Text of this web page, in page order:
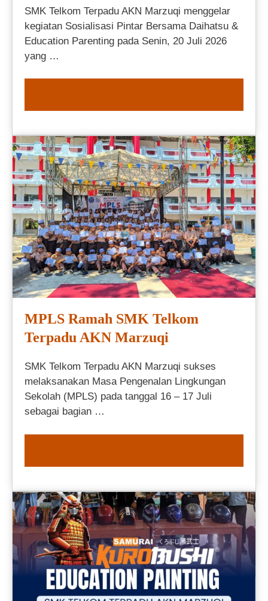
SMK Telkom Terpadu AKN Marzuqi menggelar
kegiatan Sosialisasi Pintar Bersama Daihatsu &
Education Parenting pada Senin, 20 Juli 2026
yang …
MPLS Ramah SMK Telkom
Terpadu AKN Marzuqi
SMK Telkom Terpadu AKN Marzuqi sukses
melaksanakan Masa Pengenalan Lingkungan
Sekolah (MPLS) pada tanggal 16 – 17 Juli
sebagai bagian …